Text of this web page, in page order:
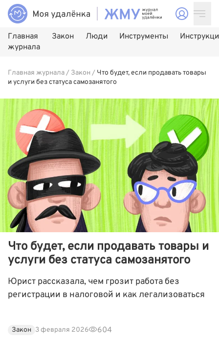
Главная
журнала
Закон Люди Инструменты
Главная журнала/ Закон / Что будет, если продавать товары
и услуги без статуса самозанятого
Что будет, если продавать товары и
услуги без статуса самозанятого
Юрист рассказала, чем грозит работа без
регистрации в налоговой и как легализоваться
Закон 3 февраля 2026 604